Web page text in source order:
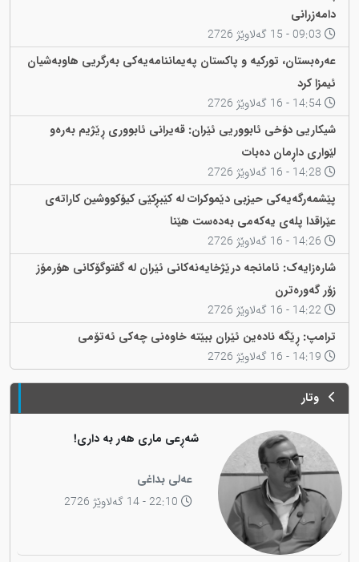
دامەزرانی
عەرەبستان، تورکیە و پاکستان پەیماننامەیەکی بەرگریی هاوبەشیان
ئیمزا کرد
شیکاریی دۆخی ئابووریی ئێران: قەیرانی ئابووری ڕێژیم بەرەو
لێواری داڕمان دەبات
پێشمەرگەیەکی حیزبی دێموکرات لە کێبڕکێی کیۆکووشین کاراتەی
عێراقدا پلەی یەکەمی بەدەست هێنا
شارەزایەک: ئامانجە درێژخایەنەکانی ئێران لە گفتوگۆکانی هۆرمۆز
زۆر گەورەترن
ترامپ: ڕێگە نادەین ئێران ببێتە خاوەنی چەکی ئەتۆمی
وتار
شەڕعی ماری هەر بە داری!
عەلی بداغی